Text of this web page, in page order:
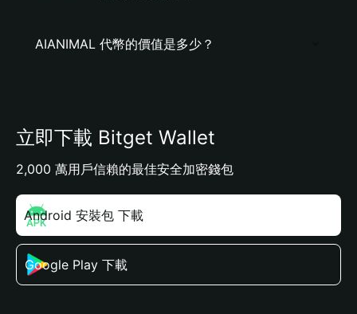
AIANIMAL 代幣的價值是多少？
立即下載 Bitget Wallet
2,000 萬用戶信賴的最佳安全加密錢包
Android 安裝包 下載
Google Play 下載